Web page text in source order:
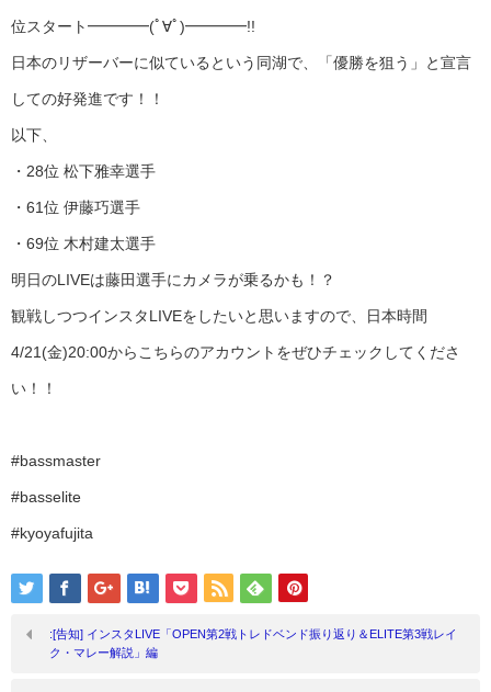
位スタート━━━━(ﾟ∀ﾟ)━━━━!!
日本のリザーバーに似ているという同湖で、「優勝を狙う」と宣言
しての好発進です！！
以下、
・28位 松下雅幸選手
・61位 伊藤巧選手
・69位 木村建太選手
明日のLIVEは藤田選手にカメラが乗るかも！？
観戦しつつインスタLIVEをしたいと思いますので、日本時間
4/21(金)20:00からこちらのアカウントをぜひチェックしてくださ
い！！
#bassmaster
#basselite
#kyoyafujita
:[告知] インスタLIVE「OPEN第2戦トレドベンド振り返り＆ELITE第3戦レイ
ク・マレー解説」編